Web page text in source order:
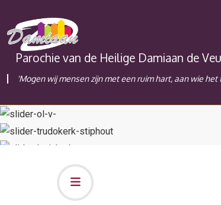
Parochie van de Heilige Damiaan de
'Mogen wij mensen zijn met een ruim hart, aan wie